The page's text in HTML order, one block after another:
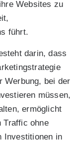
Websites zu
führt.
darin, dass
Werbung, bei der
müssen,
ermöglicht
Traffic ohne
Investitionen in